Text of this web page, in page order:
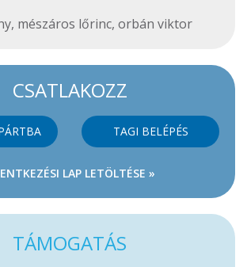
, mészáros lőrinc, orbán viktor
CSATLAKOZZ
TAGI BELÉPÉS
LAP LETÖLTÉSE »
TÁMOGATÁS